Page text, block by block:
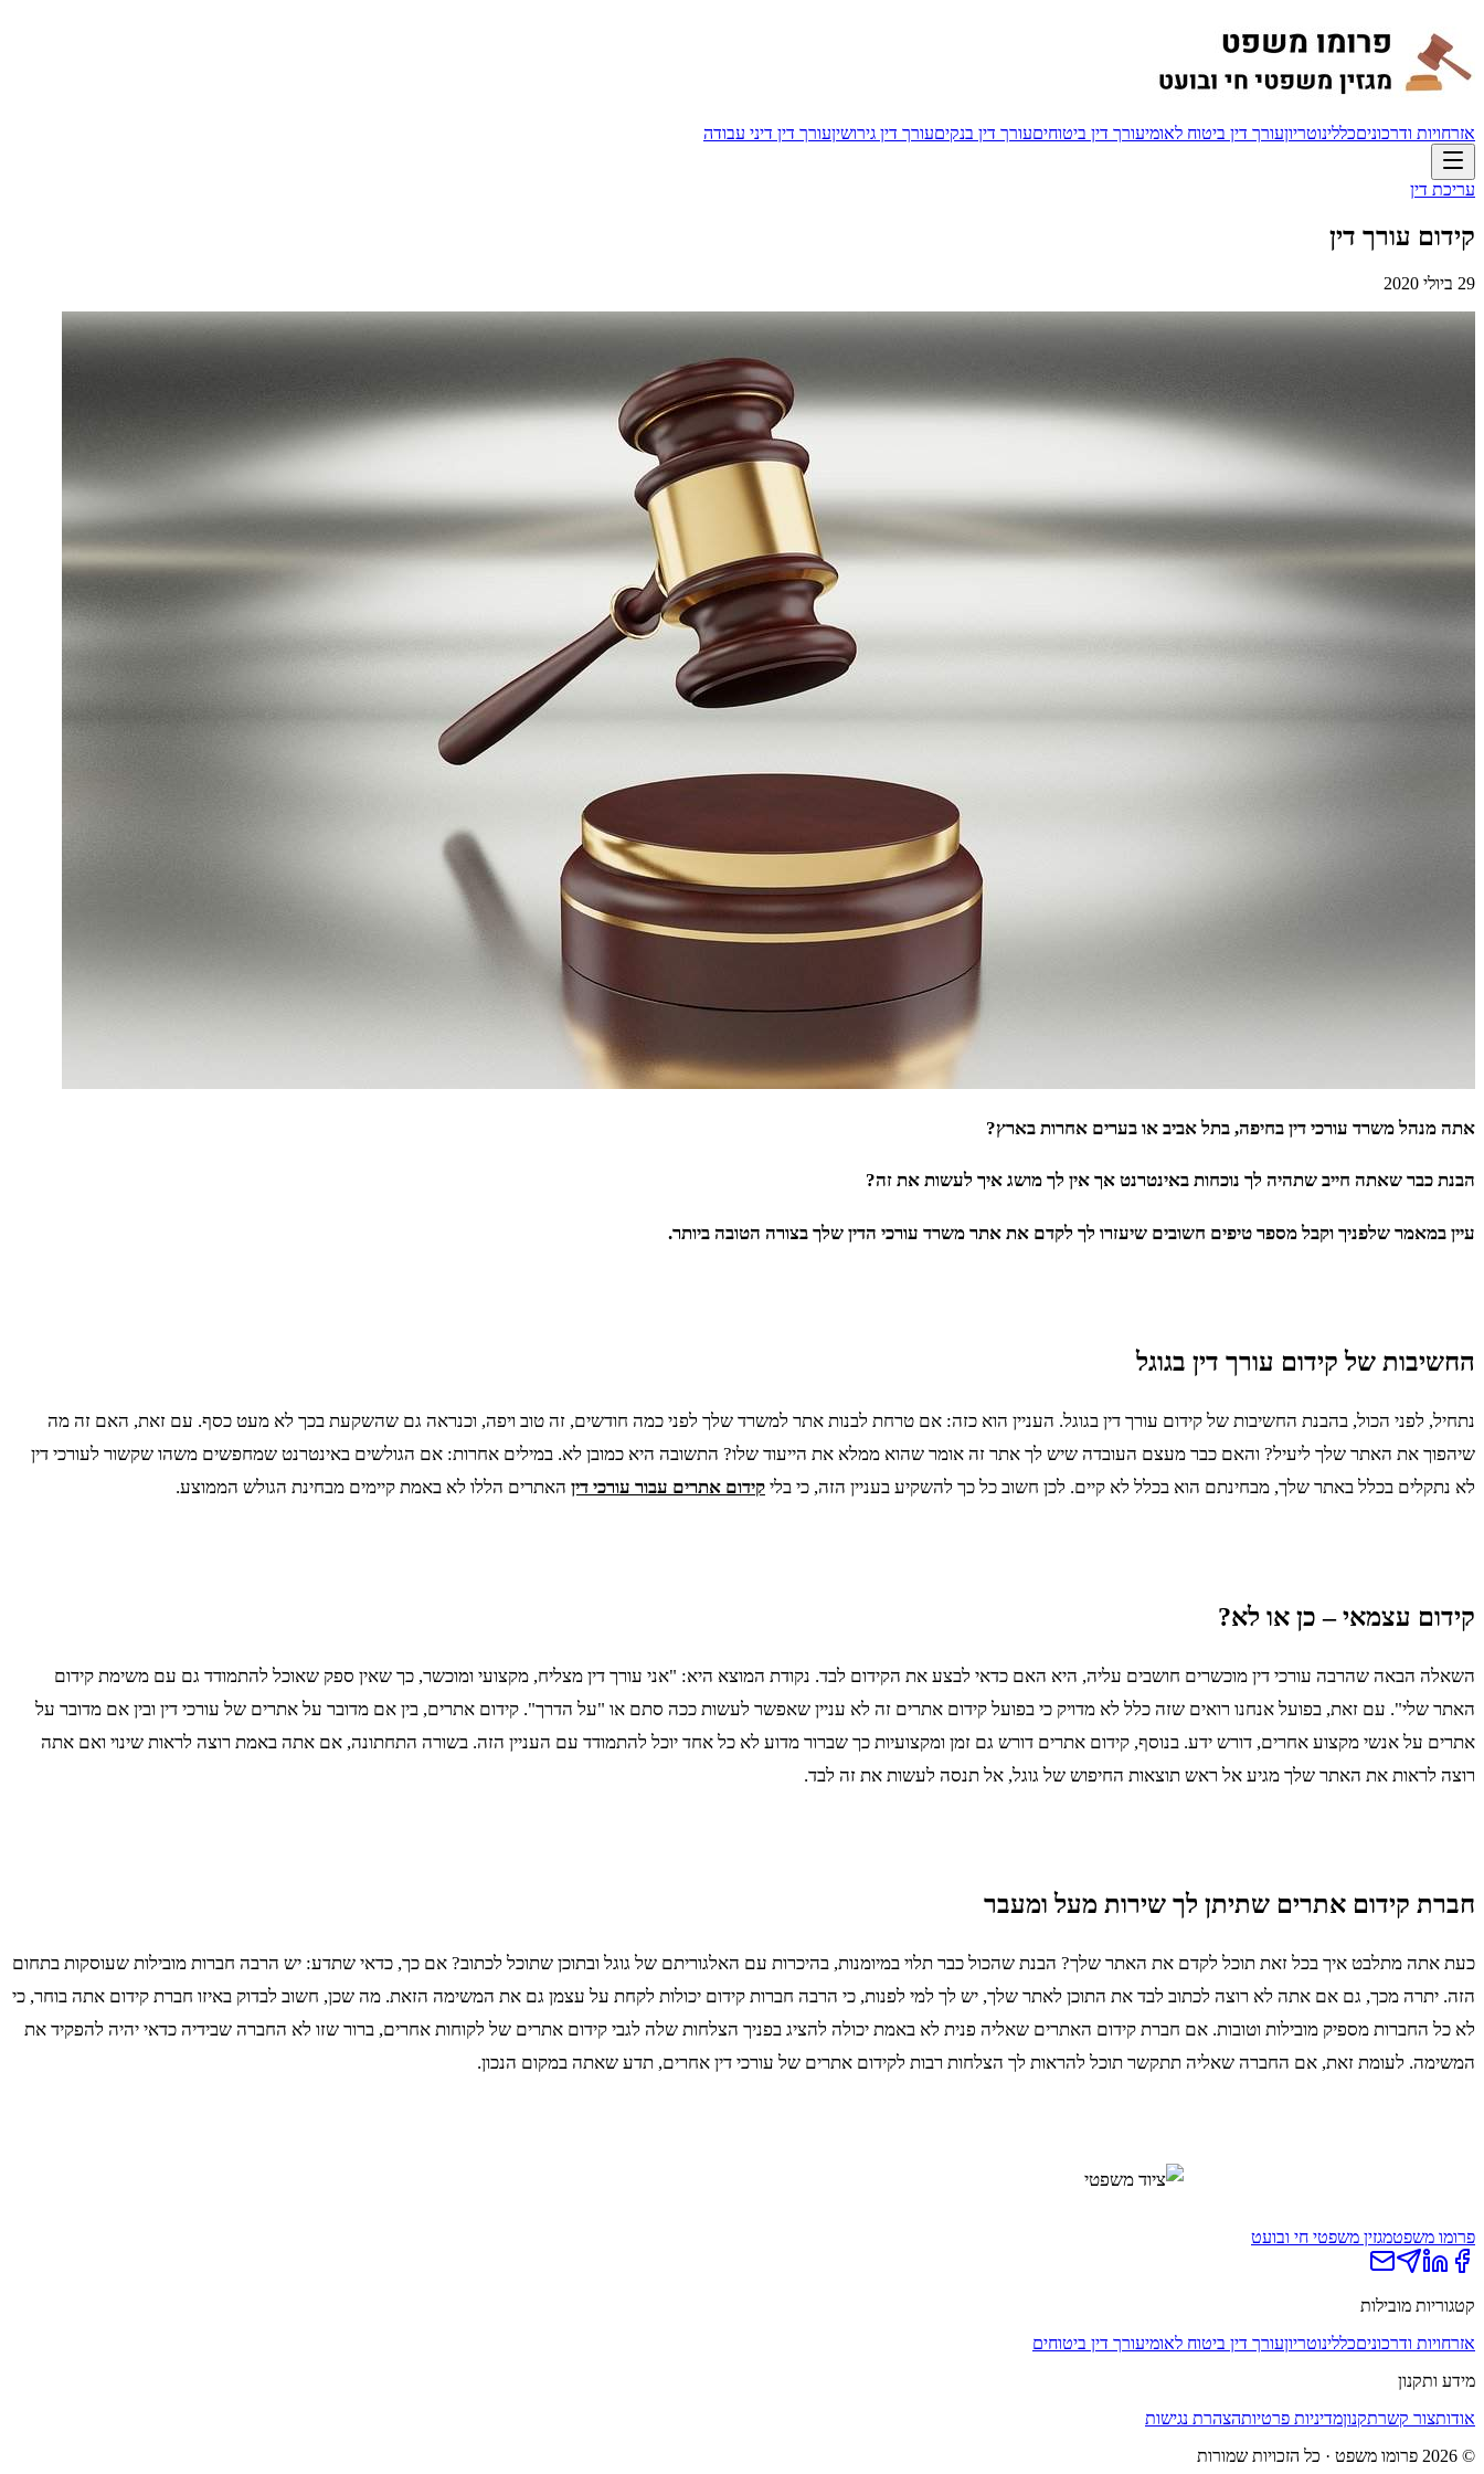
אזרחויות ודרכוניםכללינוטריוןעורך דין ביטוח לאומיעורך דין ביטוחיםעורך דין בנקיםעורך דין גירושיןעורך דין דיני עבודה
עריכת דין
קידום עורך דין
29 ביולי 2020
אתה מנהל משרד עורכי דין בחיפה, בתל אביב או בערים אחרות בארץ?
הבנת כבר שאתה חייב שתהיה לך נוכחות באינטרנט אך אין לך מושג איך לעשות את זה?
עיין במאמר שלפניך וקבל מספר טיפים חשובים שיעזרו לך לקדם את אתר משרד עורכי הדין שלך בצורה הטובה ביותר.
החשיבות של קידום עורך דין בגוגל
נתחיל, לפני הכול, בהבנת החשיבות של קידום עורך דין בגוגל. העניין הוא כזה: אם טרחת לבנות אתר למשרד שלך לפני כמה חודשים, זה טוב ויפה, וכנראה גם שהשקעת בכך לא מעט כסף. עם זאת, האם זה מה
שיהפוך את האתר שלך ליעיל? והאם כבר מעצם העובדה שיש לך אתר זה אומר שהוא ממלא את הייעוד שלו? התשובה היא כמובן לא. במילים אחרות: אם הגולשים באינטרנט שמחפשים משהו שקשור לעורכי דין
לא נתקלים בכלל באתר שלך, מבחינתם הוא בכלל לא קיים. לכן חשוב כל כך להשקיע בעניין הזה, כי בלי קידום אתרים עבור עורכי דין האתרים הללו לא באמת קיימים מבחינת הגולש הממוצע.
קידום עצמאי – כן או לא?
השאלה הבאה שהרבה עורכי דין מוכשרים חושבים עליה, היא האם כדאי לבצע את הקידום לבד. נקודת המוצא היא: "אני עורך דין מצליח, מקצועי ומוכשר, כך שאין ספק שאוכל להתמודד גם עם משימת קידום
האתר שלי". עם זאת, בפועל אנחנו רואים שזה כלל לא מדויק כי בפועל קידום אתרים זה לא עניין שאפשר לעשות ככה סתם או "על הדרך". קידום אתרים, בין אם מדובר על אתרים של עורכי דין ובין אם מדובר על
אתרים על אנשי מקצוע אחרים, דורש ידע. בנוסף, קידום אתרים דורש גם זמן ומקצועיות כך שברור מדוע לא כל אחד יוכל להתמודד עם העניין הזה. בשורה התחתונה, אם אתה באמת רוצה לראות שינוי ואם אתה
רוצה לראות את האתר שלך מגיע אל ראש תוצאות החיפוש של גוגל, אל תנסה לעשות את זה לבד.
חברת קידום אתרים שתיתן לך שירות מעל ומעבר
כעת אתה מתלבט איך בכל זאת תוכל לקדם את האתר שלך? הבנת שהכול כבר תלוי במיומנות, בהיכרות עם האלגוריתם של גוגל ובתוכן שתוכל לכתוב? אם כך, כדאי שתדע: יש הרבה חברות מובילות שעוסקות בתחום
הזה. יתרה מכך, גם אם אתה לא רוצה לכתוב לבד את התוכן לאתר שלך, יש לך למי לפנות, כי הרבה חברות קידום יכולות לקחת על עצמן גם את המשימה הזאת. מה שכן, חשוב לבדוק באיזו חברת קידום אתה בוחר, כי
לא כל החברות מספיק מובילות וטובות. אם חברת קידום האתרים שאליה פנית לא באמת יכולה להציג בפניך הצלחות שלה לגבי קידום אתרים של לקוחות אחרים, ברור שזו לא החברה שבידיה כדאי יהיה להפקיד את
המשימה. לעומת זאת, אם החברה שאליה תתקשר תוכל להראות לך הצלחות רבות לקידום אתרים של עורכי דין אחרים, תדע שאתה במקום הנכון.
פרומו משפטמגזין משפטי חי ובועט
קטגוריות מובילות
אזרחויות ודרכוניםכללינוטריוןעורך דין ביטוח לאומיעורך דין ביטוחים
מידע ותקנון
אודותצור קשרתקנוןמדיניות פרטיותהצהרת נגישות
©
2026 פרומו משפט · כל הזכויות שמורות